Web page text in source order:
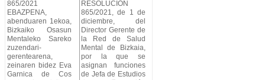
865/2021
EBAZPENA,
abenduaren 1ekoa,
Bizkaiko Osasun
Mentaleko Sareko
zuzendari-
gerentearena,
zeinaren bidez Eva
Garnica de Cos
RESOLUCIÓN
865/2021, de 1 de
diciembre, del
Director Gerente de
la Red de Salud
Mental de Bizkaia,
por la que se
asignan funciones
de Jefa de Estudios